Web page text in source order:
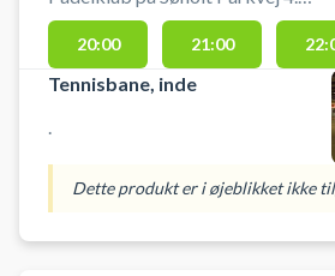
Tennisbanen må kun betrædes
med tennissko.
20:00 21:00
Tennisbane, inde
.
Dette produkt er i øjeblikket ikke